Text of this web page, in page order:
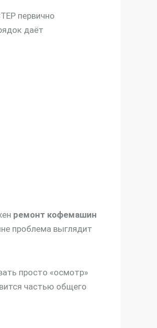
первично
даёт
ремонт кофемашин
проблема выглядит
просто «осмотр»
частью общего